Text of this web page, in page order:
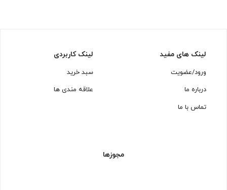
لینک های مفید
ورود/عضویت
درباره ما
تماس با ما
لینک کاربردی
سبد خرید
علاقه مندی ها
مجوزها